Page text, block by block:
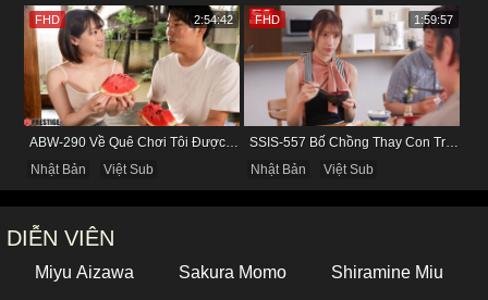
Nhật Bản
Việt Sub
FHD 2:54:42
SSIS-557 Bố Chồng Thay Con Trai Bị Liệt Dương Chăm Sóc Con Dâu
Nhật Bản
Việt Sub
FHD 1:59:57
DIỄN VIÊN
Miyu Aizawa Sakura Momo Shiramine Miu